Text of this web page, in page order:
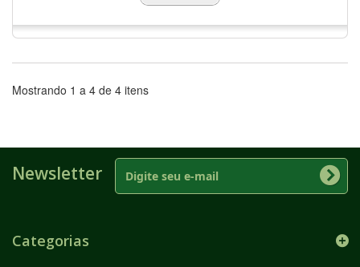
Mostrando 1 a 4 de 4 itens
Newsletter
Categorias